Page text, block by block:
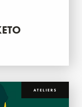
ATELIERS